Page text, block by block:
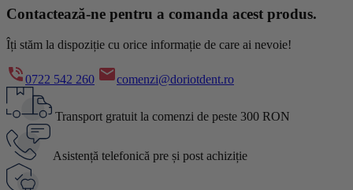
Contactează-ne pentru a comanda acest produs.
Îți stăm la dispoziție cu orice informație de care ai nevoie!
0722 542 260 comenzi@doriotdent.ro
Transport gratuit la comenzi de peste 300 RON
Asistență telefonică pre și post achiziție